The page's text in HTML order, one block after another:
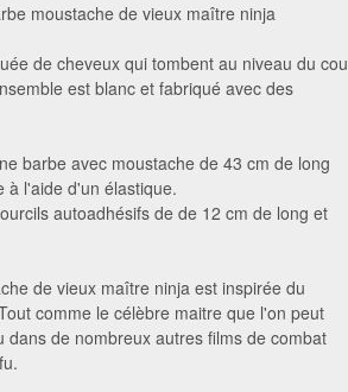
moustache de vieux maître ninja
de cheveux qui tombent au niveau du cou
est blanc et fabriqué avec des
barbe avec moustache de 43 cm de long
à l'aide d'un élastique.
autoadhésifs de de 12 cm de long et
de vieux maître ninja est inspirée du
comme le célèbre maitre que l'on peut
dans de nombreux autres films de combat
père noël
27 €